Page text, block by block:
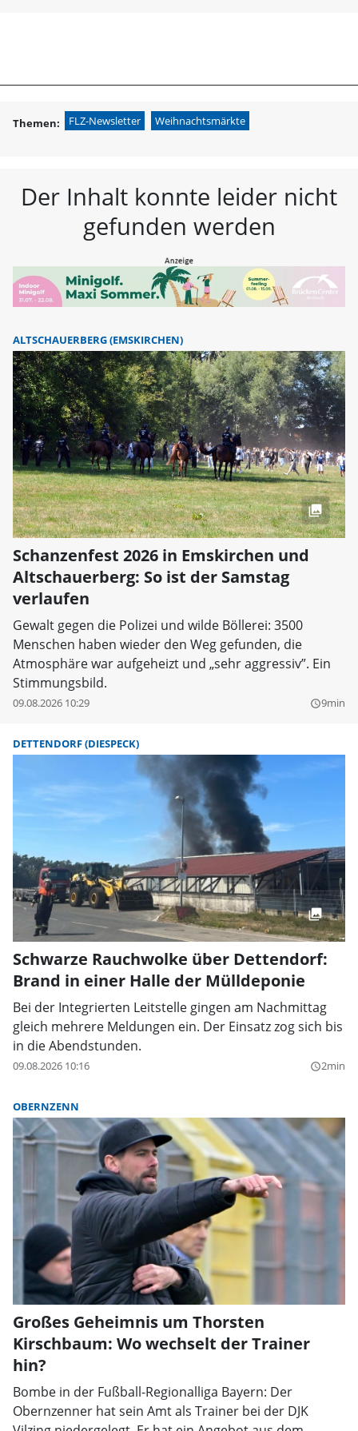
Themen: FLZ-Newsletter Weihnachtsmärkte
Der Inhalt konnte leider nicht
gefunden werden
ALTSCHAUERBERG (EMSKIRCHEN)
Schanzenfest 2026 in Emskirchen und
Altschauerberg: So ist der Samstag
verlaufen
Gewalt gegen die Polizei und wilde Böllerei: 3500
Menschen haben wieder den Weg gefunden, die
Atmosphäre war aufgeheizt und „sehr aggressiv”. Ein
Stimmungsbild.
09.08.2026 10:29 query_builder9min
DETTENDORF (DIESPECK)
Schwarze Rauchwolke über Dettendorf:
Brand in einer Halle der Mülldeponie
Bei der Integrierten Leitstelle gingen am Nachmittag
gleich mehrere Meldungen ein. Der Einsatz zog sich bis
in die Abendstunden.
09.08.2026 10:16 query_builder2min
OBERNZENN
Großes Geheimnis um Thorsten
Kirschbaum: Wo wechselt der Trainer
hin?
Bombe in der Fußball-Regionalliga Bayern: Der
Obernzenner hat sein Amt als Trainer bei der DJK